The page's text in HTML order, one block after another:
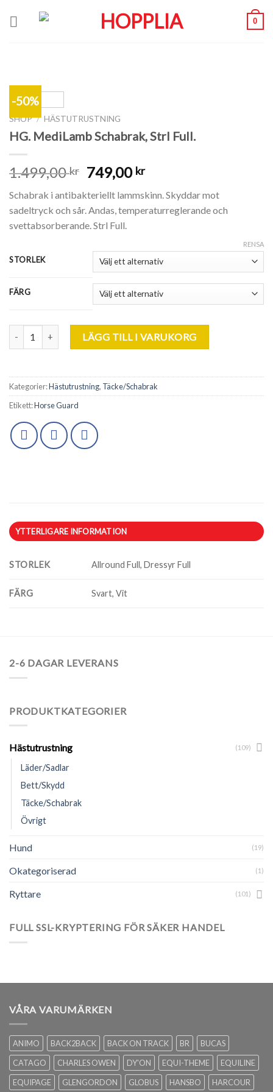
0
-50%
SHOP / HÄSTUTRUSTNING
HG. MediLamb Schabrak, Strl Full.
1.499,00kr 749,00 kr
Schabrak i antibakteriellt lammskinn. Skyddar mot
sadeltryck och sår. Andas, temperaturreglerande och
svettabsorberande. Strl Full.
STORLEK
FÄRG
RENSA
HG. MediLamb Schabrak, Strl Full. mängd
LÄGG TILL I VARUKORG
Kategorier:Hästutrustning, Täcke/Schabrak
Etikett:Horse Guard
YTTERLIGARE INFORMATION
STORLEK Allround Full, Dressyr Full
FÄRG Svart, Vit
2-6 DAGAR LEVERANS
PRODUKTKATEGORIER
Hästutrustning (109)
Läder/Sadlar
Bett/Skydd
Täcke/Schabrak
Övrigt
Hund (19)
Okategoriserad (1)
Ryttare (101)
FULL SSL-KRYPTERING FÖR SÄKER HANDEL
VÅRA VARUMÄRKEN
ANIMO BACK2BACK BACK ON TRACK BR
BUCAS
CATAGO
CHARLES OWEN DY'ON EQUI-THEME
EQUILINE
EQUIPAGE
GLENGORDON GLOBUS HANSBO HARCOUR